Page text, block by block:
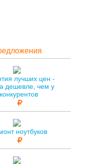
лучших цен -
дешевле, чем у
конкурентов
ноутбуков